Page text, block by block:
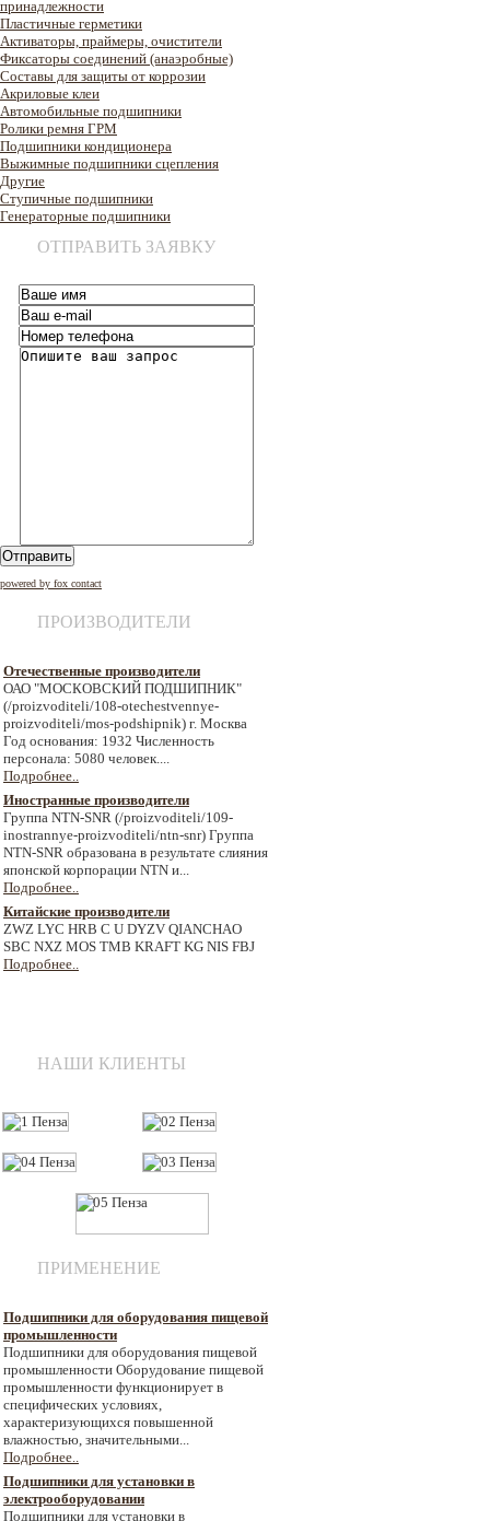
принадлежности
Пластичные герметики
Активаторы, праймеры, очистители
Фиксаторы соединений (анаэробные)
Составы для защиты от коррозии
Акриловые клеи
Автомобильные подшипники
Ролики ремня ГРМ
Подшипники кондиционера
Выжимные подшипники сцепления
Другие
Ступичные подшипники
Генераторные подшипники
ОТПРАВИТЬ ЗАЯВКУ
Отправить
powered by fox contact
ПРОИЗВОДИТЕЛИ
Отечественные производители
ОАО "МОСКОВСКИЙ ПОДШИПНИК"
(/proizvoditeli/108-otechestvennye-
proizvoditeli/mos-podshipnik) г. Москва
Год основания: 1932 Численность
персонала: 5080 человек....
Подробнее..
Иностранные производители
Группа NTN-SNR (/proizvoditeli/109-
inostrannye-proizvoditeli/ntn-snr) Группа
NTN-SNR образована в результате слияния
японской корпорации NTN и...
Подробнее..
Китайские производители
ZWZ LYC HRB C U DYZV QIANCHAO
SBC NXZ MOS TMB KRAFT KG NIS FBJ
Подробнее..
НАШИ КЛИЕНТЫ
ПРИМЕНЕНИЕ
Подшипники для оборудования пищевой
промышленности
Подшипники для оборудования пищевой
промышленности Оборудование пищевой
промышленности функционирует в
специфических условиях,
характеризующихся повышенной
влажностью, значительными...
Подробнее..
Подшипники для установки в
электрооборудовании
Подшипники для установки в